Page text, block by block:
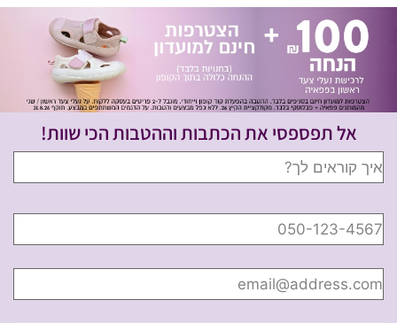
אל תפספסי את הכתבות וההטבות הכי שוות!